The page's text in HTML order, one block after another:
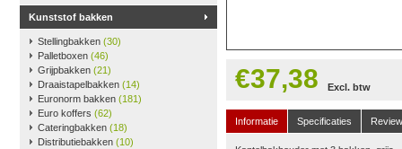
Kunststof bakken
Stellingbakken (30)
Palletboxen (46)
Grijpbakken (21)
Draaistapelbakken (14)
Euronorm bakken (181)
Euro koffers (62)
Cateringbakken (18)
Distributiebakken (10)
€37,38 Excl. btw
Informatie Specificaties